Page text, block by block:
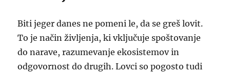
Biti jeger danes ne pomeni le, da se greš lovit.
To je način življenja, ki vključuje spoštovanje
do narave, razumevanje ekosistemov in
odgovornost do drugih. Lovci so pogosto tudi